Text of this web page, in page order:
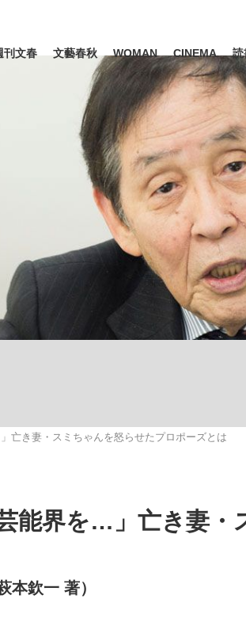
ビジネス イ
... 「最悪の空気のまま解散」
観る将棋、読む
刊文春 文藝春秋 WOMAN CINEMA 読
キーワード入力
#森岡毅 #城彰二 #内田有紀
亡き妻・スミちゃんを怒らせたプロポーズとは
能界を…」亡き妻・
本欽一 著）